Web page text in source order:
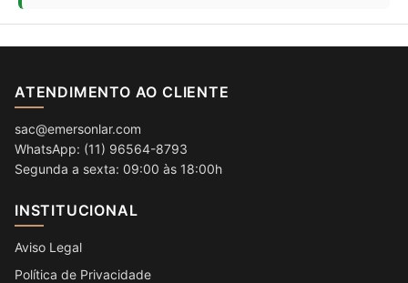
ATENDIMENTO AO CLIENTE
sac@emersonlar.com
WhatsApp: (11) 96564-8793
Segunda a sexta: 09:00 às 18:00h
INSTITUCIONAL
Aviso Legal
Política de Privacidade